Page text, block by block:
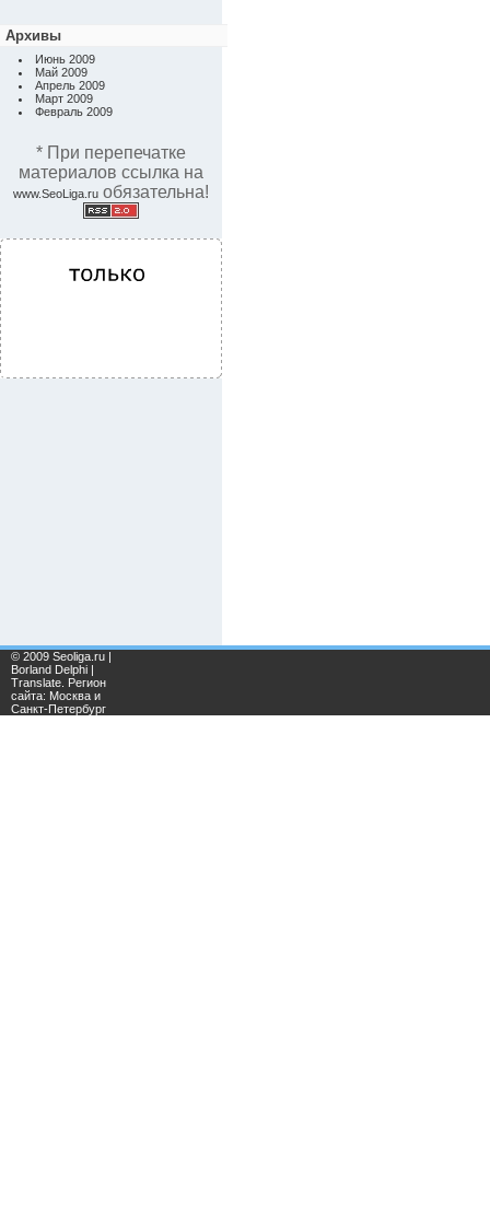
Архивы
Июнь 2009
Май 2009
Апрель 2009
Март 2009
Февраль 2009
* При перепечатке
материалов ссылка на
www.SeoLiga.ru обязательна!
© 2009 Seoliga.ru |
Borland Delphi |
Translate. Регион
сайта: Москва и
Санкт-Петербург